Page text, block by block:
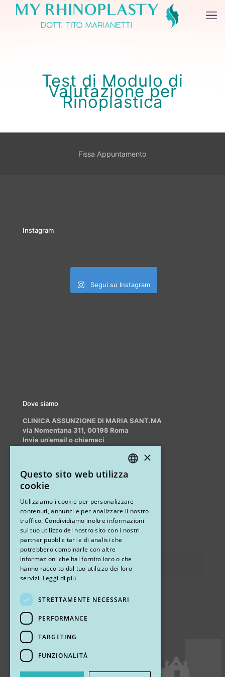
Test di Modulo di
Valutazione per
Rinoplastica
Fissa Appuntamento
Instagram
Segui su Instagram
Dove siamo
CLINICA ASSUNZIONE DI MARIA SANT.MA
via Nomentana 311, 00198 Roma
Invia un’email o chiamaci
Altri studi
STUDIO MARIANETTI MED
via Sandro Pertini 26, 67051 Avezzano (AQ)
Ci trovi
×
Questo sito web utilizza
cookie
Utilizziamo i cookie per personalizzare
contenuti, annunci e per analizzare il nostro
traffico. Condividiamo inoltre informazioni
sul tuo utilizzo del nostro sito con i nostri
partner pubblicitari e di analisi che
potrebbero combinarle con altre
informazioni che hai fornito loro o che
hanno raccolto dal tuo utilizzo dei loro
servizi. Leggi di più
STRETTAMENTE NECESSARI
PERFORMANCE
TARGETING
FUNZIONALITÀ